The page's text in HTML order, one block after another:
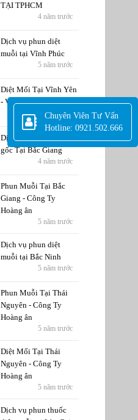
TẠI TPHCM
4 năm trước
Dịch vụ phun diệt
muỗi tại Vĩnh Phúc
5 năm trước
Diệt Mối Tại Vĩnh Yên
- Vĩnh Phúc
5 năm trước
Dịch Vụ Diệt Mối tận
gốc Tại Bắc Giang
4 năm trước
Phun Muỗi Tại Bắc
Giang - Công Ty
Hoàng ân
5 năm trước
Dịch vụ phun diệt
muỗi tại Bắc Ninh
5 năm trước
Phun Muỗi Tại Thái
Nguyên - Công Ty
Hoàng ân
5 năm trước
Diệt Mối Tại Thái
Nguyên - Công Ty
Hoàng ân
5 năm trước
Dịch vụ phun thuốc
Chuyên Viên Tư Vấn
Hotline: 0921.502.666